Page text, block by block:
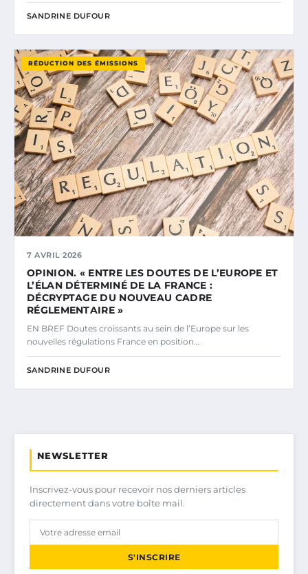
SANDRINE DUFOUR
RÉDUCTION DES ÉMISSIONS
7 AVRIL 2026
OPINION. « ENTRE LES DOUTES DE L’EUROPE ET
L’ÉLAN DÉTERMINÉ DE LA FRANCE :
DÉCRYPTAGE DU NOUVEAU CADRE
RÉGLEMENTAIRE »
EN BREF Doutes croissants au sein de l’Europe sur les
nouvelles régulations France en position…
SANDRINE DUFOUR
NEWSLETTER
Inscrivez-vous pour recevoir nos derniers articles
directement dans votre boîte mail.
S'INSCRIRE